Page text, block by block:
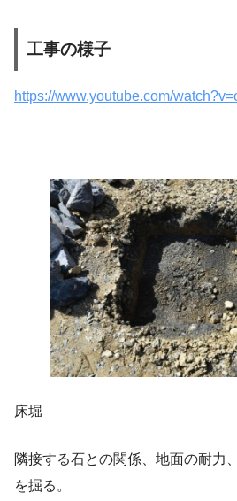
工事の様子
https://www.youtube.com/
床堀
隣接する石との関係、地面の耐力
を掘る。